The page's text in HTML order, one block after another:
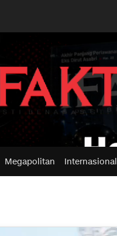
Megapolitan Internasional